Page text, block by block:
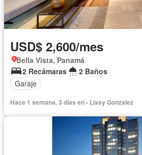
USD$ 2,600/mes
Bella Vista, Panamá
2 Recámaras
2 Baños
Garaje
Hace 1 semana, 3 días en - Lissy Gonzalez